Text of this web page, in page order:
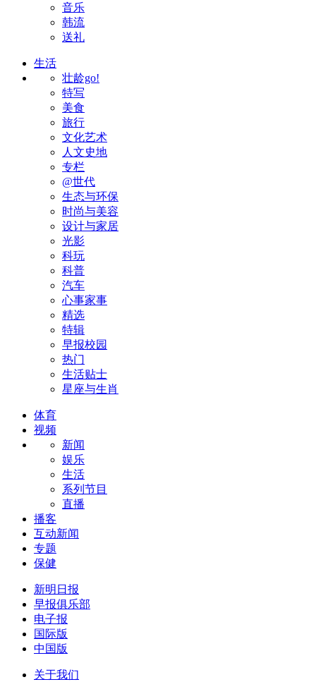
音乐
韩流
送礼
生活
壮龄go!
特写
美食
旅行
文化艺术
人文史地
专栏
@世代
生态与环保
时尚与美容
设计与家居
光影
科玩
科普
汽车
心事家事
精选
特辑
早报校园
热门
生活贴士
星座与生肖
体育
视频
新闻
娱乐
生活
系列节目
直播
播客
互动新闻
专题
保健
新明日报
早报俱乐部
电子报
国际版
中国版
关于我们